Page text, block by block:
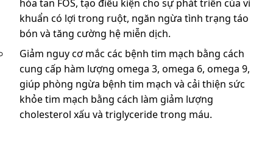
hòa tan FOS, tạo điều kiện cho sự phát triển của vi
khuẩn có lợi trong ruột, ngăn ngừa tình trạng táo
bón và tăng cường hệ miễn dịch.
Giảm nguy cơ mắc các bệnh tim mạch bằng cách
cung cấp hàm lượng omega 3, omega 6, omega 9,
giúp phòng ngừa bệnh tim mạch và cải thiện sức
khỏe tim mạch bằng cách làm giảm lượng
cholesterol xấu và triglyceride trong máu.